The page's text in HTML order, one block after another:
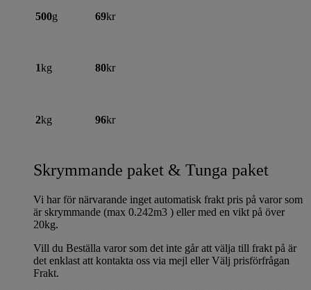
500g 69kr
1kg 80kr
2kg 96kr
Skrymmande paket & Tunga paket
Vi har för närvarande inget automatisk frakt pris på varor som
är skrymmande (max 0.242m3 ) eller med en vikt på över
20kg.
Vill du Beställa varor som det inte går att välja till frakt på är
det enklast att kontakta oss via mejl eller Välj prisförfrågan
Frakt.